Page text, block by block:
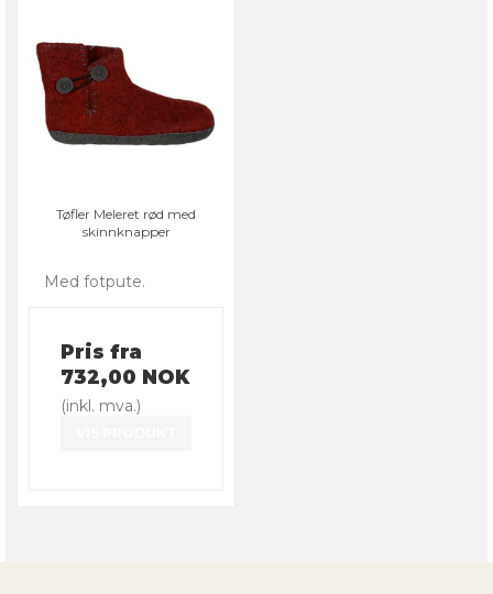
Tøfler Meleret rød med
skinnknapper
Med fotpute.
Pris fra
732,00 NOK
(inkl. mva.)